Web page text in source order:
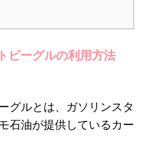
ビーグルの利用方法
グルとは、ガソリンスタ
石油が提供しているカー